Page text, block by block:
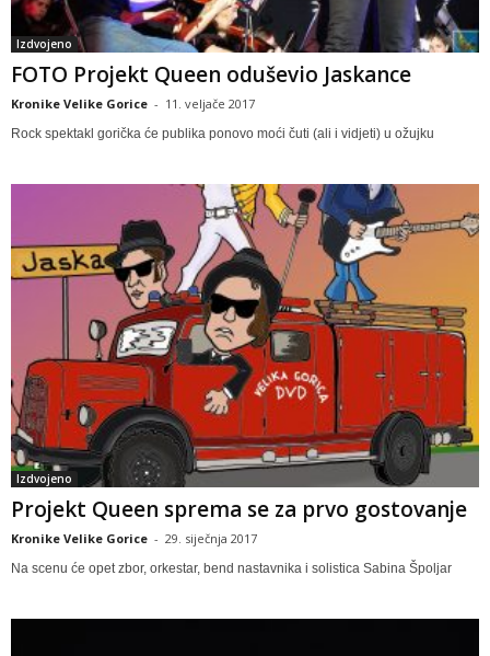
Izdvojeno
FOTO Projekt Queen oduševio Jaskance
Kronike Velike Gorice - 11. veljače 2017
Rock spektakl gorička će publika ponovo moći čuti (ali i vidjeti) u ožujku
Izdvojeno
Projekt Queen sprema se za prvo gostovanje
Kronike Velike Gorice - 29. siječnja 2017
Na scenu će opet zbor, orkestar, bend nastavnika i solistica Sabina Špoljar